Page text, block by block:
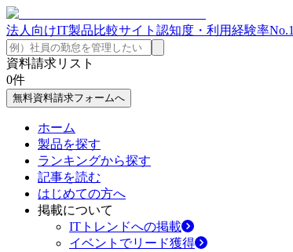
法人向けIT製品比較サイト 認知度・利用経験率No.1
資料請求リスト
0件
無料資料請求フォームへ
ホーム
製品を探す
ランキングから探す
記事を読む
はじめての方へ
掲載について
ITトレンドへの掲載
イベントでリード獲得